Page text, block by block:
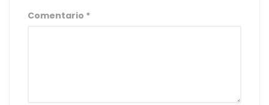
Comentario *